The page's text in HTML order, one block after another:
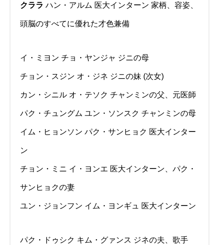
クララ ハン・アルム 医大インターン 家柄、容姿、
頭脳のすべてに優れた才色兼備
イ・ミヨン チョ・ヤンジャ ジニの母
チョン・スジン オ・ジネ ジニの妹 (次女)
カン・シニル オ・テソク チャンミンの父、元医師
パク・チュングム ユン・ソンスク チャンミンの母
イム・ヒョンソン パク・サンヒョク 医大インター
ン
チョン・ミニ イ・ヨンエ 医大インターン、パク・
サンヒョクの妻
ユン・ジョンフン イム・ヨンギュ 医大インターン
パク・ドゥシク キム・グァンス ジネの夫、歌手